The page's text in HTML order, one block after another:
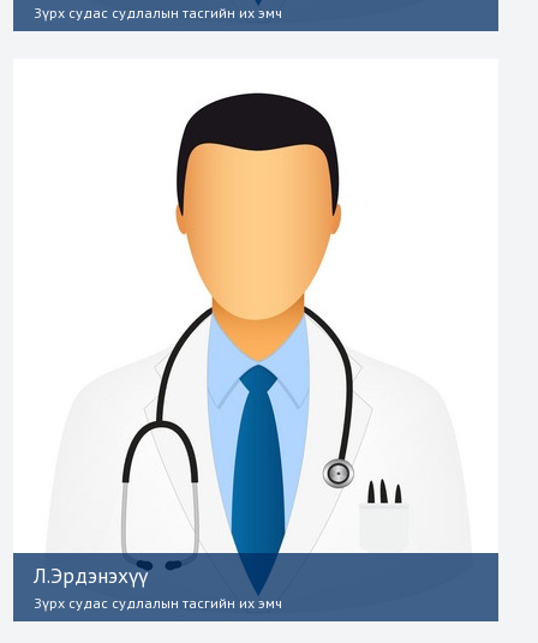
Зүрх судас судлалын тасгийн их эмч
Л.Эрдэнэхүү
Зүрх судас судлалын тасгийн их эмч